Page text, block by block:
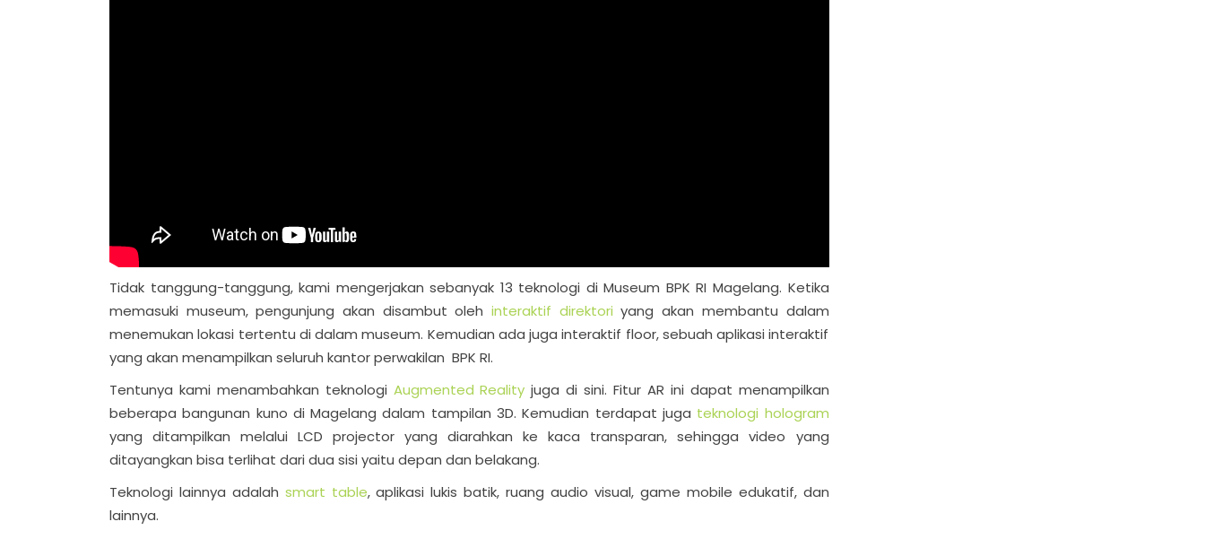
Tidak tanggung-tanggung, kami mengerjakan sebanyak 13 teknologi di Museum BPK RI Magelang. Ketika
memasuki museum, pengunjung akan disambut olehinteraktif direktori yang akan membantu dalam
menemukan lokasi tertentu di dalam museum. Kemudian ada juga interaktif floor, sebuah aplikasi interaktif
yang akan menampilkan seluruh kantor perwakilan BPK RI.
Tentunya kami menambahkan teknologi Augmented Reality juga di sini. Fitur AR ini dapat menampilkan
beberapa bangunan kuno di Magelang dalam tampilan 3D. Kemudian terdapat juga teknologi hologram
yang ditampilkan melalui LCD projector yang diarahkan ke kaca transparan, sehingga video yang
ditayangkan bisa terlihat dari dua sisi yaitu depan dan belakang.
Teknologi lainnya adalah smart table, aplikasi lukis batik, ruang audio visual, game mobile edukatif, dan
lainnya.